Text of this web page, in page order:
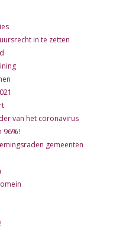
in te zetten
van het coronavirus
96%!
gemeenten